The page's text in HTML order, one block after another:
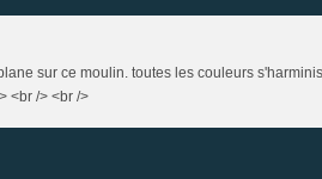
sur ce moulin. toutes les couleurs
<br /> <br />